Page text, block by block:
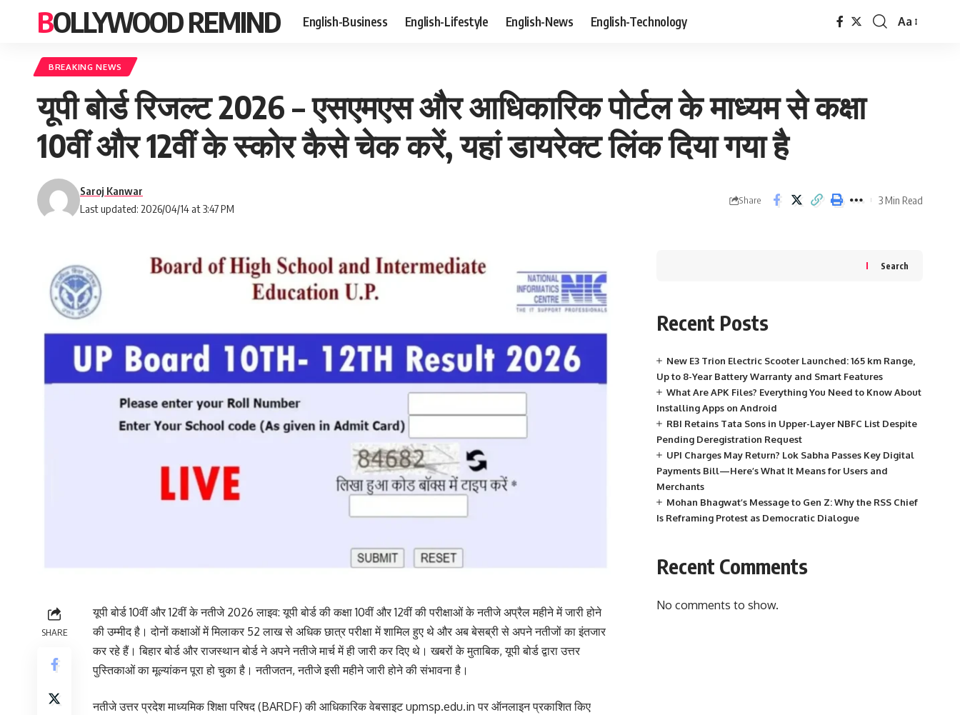
BOLLYWOOD REMIND English-Business English-Lifestyle English-News English-Technology
Font
Aa
BREAKING NEWS
यूपी बोर्ड रिजल्ट 2026 – एसएमएस और आधिकारिक पोर्टल के माध्यम से कक्षा
10वीं और 12वीं के स्कोर कैसे चेक करें, यहां डायरेक्ट लिंक दिया गया है
Last updated: 2026/04/14 at 3:47 PM
Saroj Kanwar
Share 3 Min Read
SHARE
यूपी बोर्ड 10वीं और 12वीं के नतीजे 2026 लाइव: यूपी बोर्ड की कक्षा 10वीं और 12वीं की परीक्षाओं के नतीजे अप्रैल महीने में जारी होने
की उम्मीद है। दोनों कक्षाओं में मिलाकर 52 लाख से अधिक छात्र परीक्षा में शामिल हुए थे और अब बेसब्री से अपने नतीजों का इंतजार
कर रहे हैं। बिहार बोर्ड और राजस्थान बोर्ड ने अपने नतीजे मार्च में ही जारी कर दिए थे। खबरों के मुताबिक, यूपी बोर्ड द्वारा उत्तर
पुस्तिकाओं का मूल्यांकन पूरा हो चुका है। नतीजतन, नतीजे इसी महीने जारी होने की संभावना है।
नतीजे उत्तर प्रदेश माध्यमिक शिक्षा परिषद (BARDF) की आधिकारिक वेबसाइट upmsp.edu.in पर ऑनलाइन प्रकाशित किए
Search
Recent Posts
New E3 Trion Electric Scooter Launched: 165 km Range,
Up to 8-Year Battery Warranty and Smart Features
What Are APK Files? Everything You Need to Know About
Installing Apps on Android
RBI Retains Tata Sons in Upper-Layer NBFC List Despite
Pending Deregistration Request
UPI Charges May Return? Lok Sabha Passes Key Digital
Payments Bill—Here’s What It Means for Users and
Merchants
Mohan Bhagwat’s Message to Gen Z: Why the RSS Chief
Is Reframing Protest as Democratic Dialogue
Recent Comments
No comments to show.